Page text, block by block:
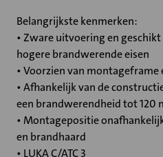
Belangrijkste kenmerken:
• Zware uitvoering en
hogere brandwerende eisen
• Voorzien van
• Afhankelijk van de
een brandwerendheid tot 120
• Montagepositie
en brandhaard
• LUKA C/ATC 3